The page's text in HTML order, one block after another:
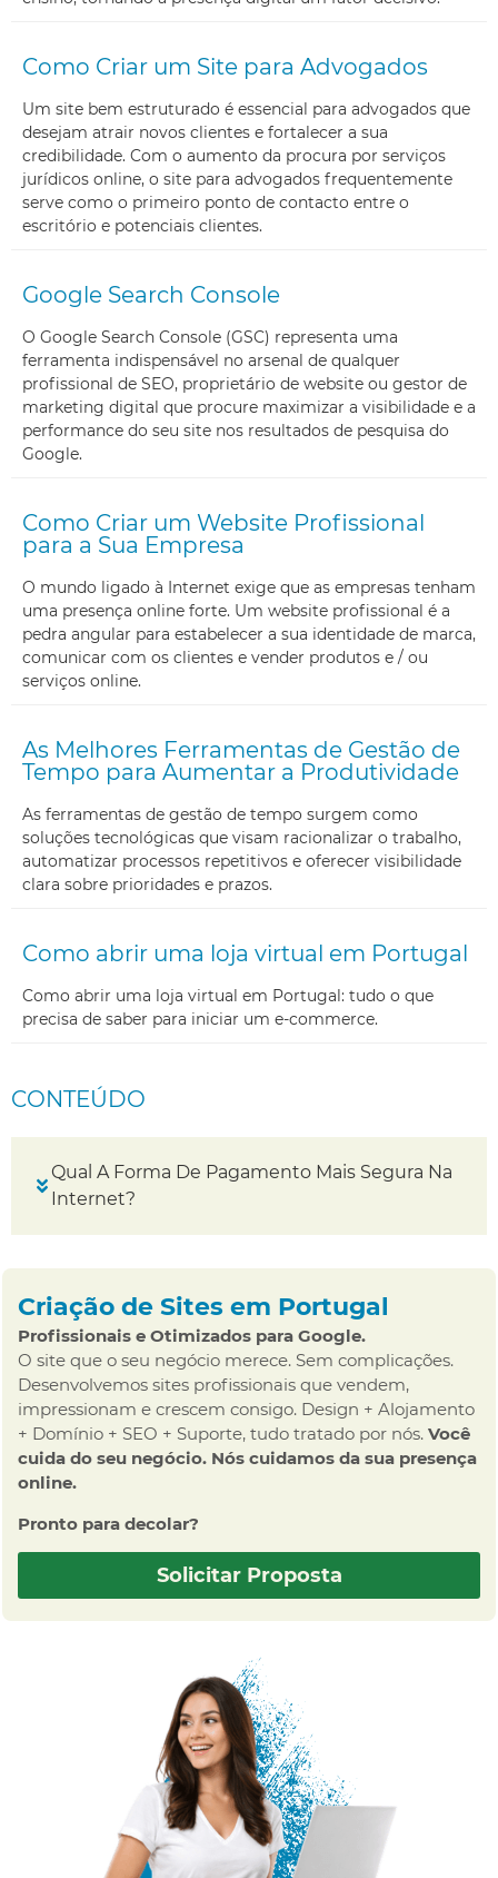
Como Criar um Site para Advogados
Um site bem estruturado é essencial para advogados que
desejam atrair novos clientes e fortalecer a sua
credibilidade. Com o aumento da procura por serviços
jurídicos online, o site para advogados frequentemente
serve como o primeiro ponto de contacto entre o
escritório e potenciais clientes.
Google Search Console
O Google Search Console (GSC) representa uma
ferramenta indispensável no arsenal de qualquer
profissional de SEO, proprietário de website ou gestor de
marketing digital que procure maximizar a visibilidade e a
performance do seu site nos resultados de pesquisa do
Google.
Como Criar um Website Profissional
para a Sua Empresa
O mundo ligado à Internet exige que as empresas tenham
uma presença online forte. Um website profissional é a
pedra angular para estabelecer a sua identidade de marca,
comunicar com os clientes e vender produtos e / ou
serviços online.
As Melhores Ferramentas de Gestão de
Tempo para Aumentar a Produtividade
As ferramentas de gestão de tempo surgem como
soluções tecnológicas que visam racionalizar o trabalho,
automatizar processos repetitivos e oferecer visibilidade
clara sobre prioridades e prazos.
Como abrir uma loja virtual em Portugal
Como abrir uma loja virtual em Portugal: tudo o que
precisa de saber para iniciar um e-commerce.
CONTEÚDO
Qual A Forma De Pagamento Mais Segura Na
Internet?
Criação de Sites em Portugal
Profissionais e Otimizados para Google.
O site que o seu negócio merece. Sem complicações.
Desenvolvemos sites profissionais que vendem,
impressionam e crescem consigo. Design + Alojamento
+ Domínio + SEO + Suporte, tudo tratado por nós. Você
cuida do seu negócio. Nós cuidamos da sua presença
online.
Pronto para decolar?
Solicitar Proposta